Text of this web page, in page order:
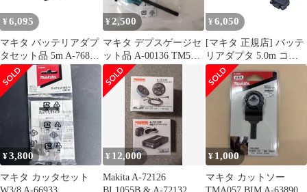
¥ 6,095
マキタ バッテリアダプ
タセット品 5m A-76831
適用モデル：UP180D
¥2,500
マキタ デプスゲージセ
ット品 A-00136 TM53D
用
¥ 6,050
[マキタ 正規店] バッテ
リアダプタ 5.0m コネ
クタ式 A-77403 makita
純正 パーツ 部品 正規
品 おすすめ 便利
¥3,800
マキタ カッタセット
¥ 12,000
Makita A-72126
¥ 1,000
マキタ カットソー